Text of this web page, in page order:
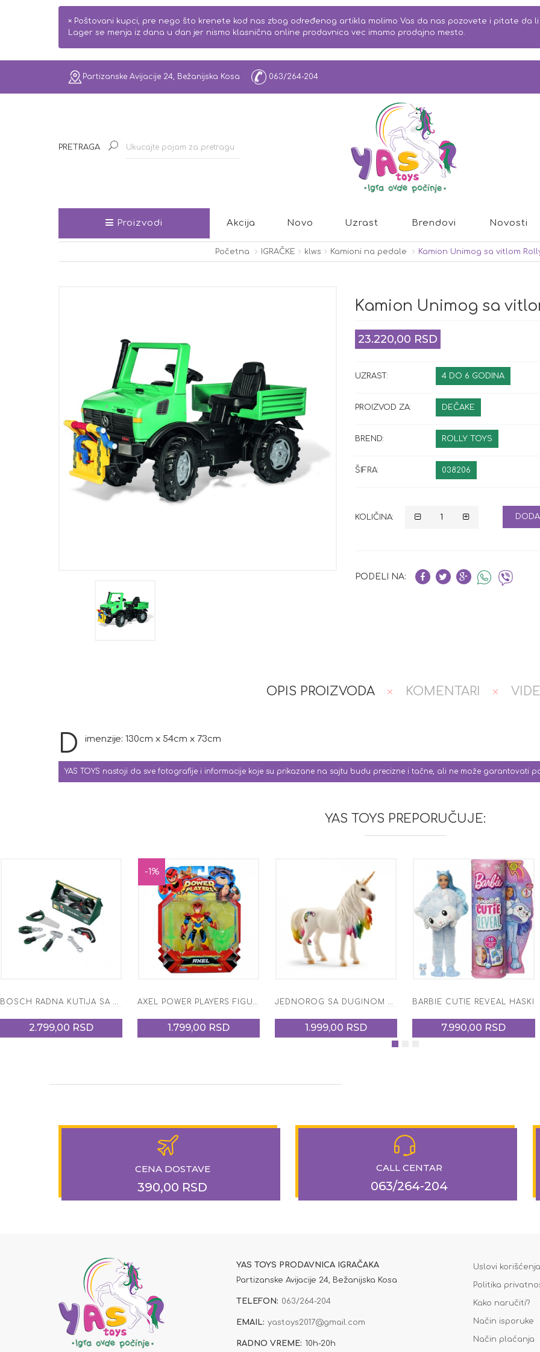
× Poštovani kupci, pre nego što krenete kod nas zbog određenog artikla molimo Vas da nas pozovete i pitate da
Lager se menja iz dana u dan jer nismo klasnična online prodavnica vec imamo prodajno mesto.
Partizanske Avijacije 24, Bežanijska Kosa 063/264-204
PRETRAGA
Proizvodi Akcija Novo Uzrast Brendovi Novosti
Početna IGRAČKE klws Kamioni na pedale Kamion Unimog sa vitlom
Kamion Unimog sa
23.220,00 RSD
UZRAST: 4 DO 6 GODINA
PROIZVOD ZA: DEČAKE
BREND: ROLLY TOYS
ŠIFRA: 038206
KOLIČINA:
PODELI NA:
OPIS PROIZVODA KOMENTARI
D imenzije: 130cm x 54cm x 73cm
YAS TOYS nastoji da sve fotografije i informacije koje su prikazane na sajtu budu precizne i tačne, ali ne može garantovati
YAS TOYS PREPORUČUJE:
2.799,00 RSD
-1%
1.799,00 RSD 1.999,00 RSD
BARBIE CUTIE REVEAL HASKI
7.990,00 RSD
CENA DOSTAVE
390,00 RSD
CALL CENTAR
063/264-204
YAS TOYS PRODAVNICA IGRAČAKA
Partizanske Avijacije 24, Bežanijska Kosa
TELEFON: 063/264-204
EMAIL: yastoys2017@gmail.com
RADNO VREME: 10h-20h
Uslovi korišćenja
Politika
Kako naručiti?
Način isporuke
Način plaćanja